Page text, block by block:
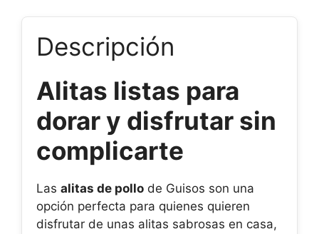
Descripción
Alitas listas para
dorar y disfrutar sin
complicarte
Las alitas de pollo de Guisos son una
opción perfecta para quienes quieren
disfrutar de unas alitas sabrosas en casa,